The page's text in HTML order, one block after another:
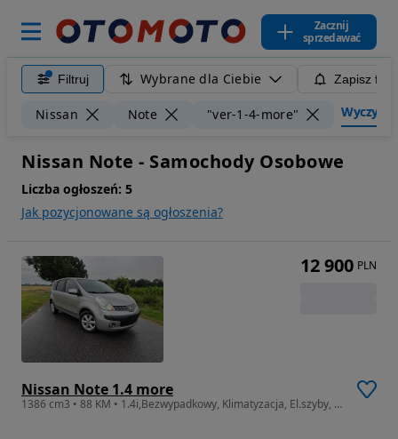
Zacznij
sprzedawać
Filtruj Wybrane dla Ciebie Zapisz
Nissan Note "ver-1-4-more" Wyczyść
Nissan Note - Samochody Osobowe
Liczba ogłoszeń: 5
Jak pozycjonowane są ogłoszenia?
Nissan Note 1.4 more
1386 cm3 • 88 KM • 1.4i,Bezwypadkowy, Klimatyzacja, El.szyby, Centralny zamek na pilota,
12 900 PLN